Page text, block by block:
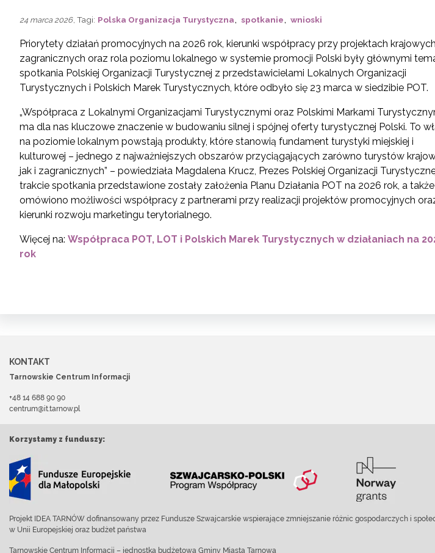
24 marca 2026 , Tagi: Polska Organizacja Turystyczna, spotkanie, wnioski
Priorytety działań promocyjnych na 2026 rok, kierunki współpracy przy projektach
zagranicznych oraz rola poziomu lokalnego w systemie promocji Polski były głównymi
spotkania Polskiej Organizacji Turystycznej z przedstawicielami Lokalnych Organizacji
Turystycznych i Polskich Marek Turystycznych, które odbyło się 23 marca w siedzibie POT.
„Współpraca z Lokalnymi Organizacjami Turystycznymi oraz Polskimi Markami
ma dla nas kluczowe znaczenie w budowaniu silnej i spójnej oferty turystycznej Polski. To
na poziomie lokalnym powstają produkty, które stanowią fundament turystyki miejskiej i
kulturowej – jednego z najważniejszych obszarów przyciągających zarówno turystów
jak i zagranicznych” – powiedziała Magdalena Krucz, Prezes Polskiej Organizacji
trakcie spotkania przedstawione zostały założenia Planu Działania POT na 2026 rok, a także
omówiono możliwości współpracy z partnerami przy realizacji projektów promocyjnych
kierunki rozwoju marketingu terytorialnego.
Więcej na: Współpraca POT, LOT i Polskich Marek Turystycznych w działaniach na
rok
KONTAKT
Tarnowskie Centrum Informacji
+48 14 688 90 90
centrum@it.tarnow.pl
Korzystamy z funduszy:
Projekt IDEA TARNÓW dofinansowany przez Fundusze Szwajcarskie wspierające zmniejszanie różnic gospodarczych i
w Unii Europejskiej oraz budżet państwa
Tarnowskie Centrum Informacji – jednostka budżetowa Gminy Miasta Tarnowa